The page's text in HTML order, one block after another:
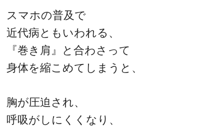
スマホの普及で
近代病ともいわれる、
『巻き肩』と合わさって
身体を縮こめてしまうと、
胸が圧迫され、
呼吸がしにくくなり、